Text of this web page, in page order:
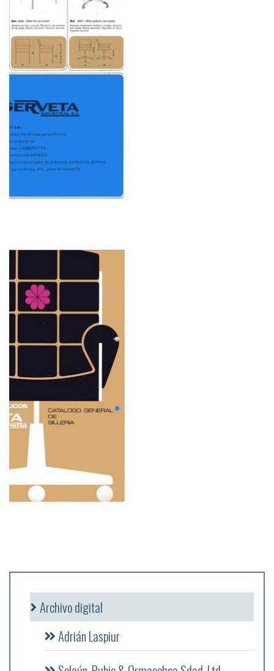
Archivo digital
Adrián Laspiur